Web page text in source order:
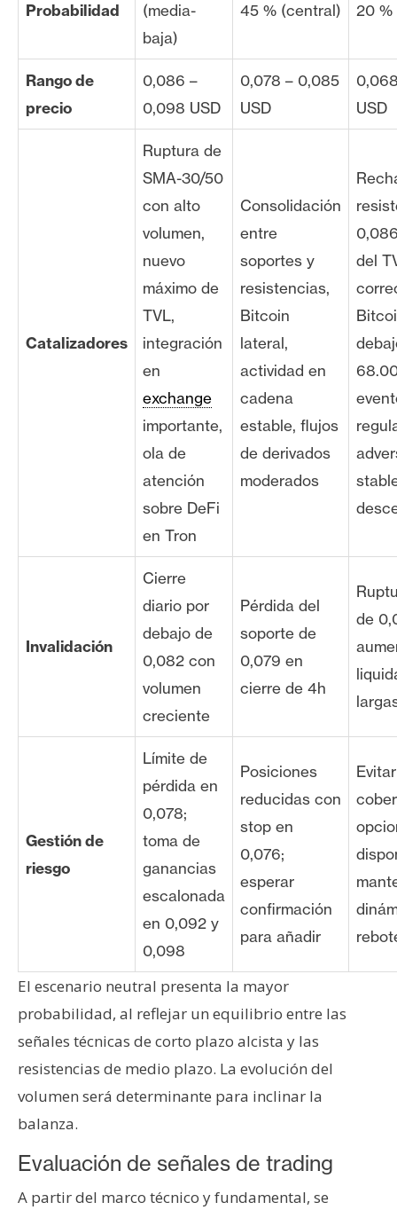
Probabilidad
(media-
baja)
45 % (central) 20 %
Rango de
precio
0,086 –
0,098 USD
0,078 – 0,085
USD
USD
Catalizadores
Ruptura de
SMA-30/50
con alto
volumen,
nuevo
máximo de
TVL,
integración
en
exchange
importante,
ola de
atención
sobre DeFi
en Tron
Consolidación
entre
soportes y
resistencias,
Bitcoin
lateral,
actividad en
cadena
estable, flujos
de derivados
moderados
del
Invalidación
Cierre
diario por
debajo de
0,082 con
volumen
creciente
Pérdida del
soporte de
0,079 en
cierre de 4h
de
Gestión de
riesgo
Límite de
pérdida en
0,078;
toma de
ganancias
escalonada
en 0,092 y
0,098
Posiciones
reducidas con
stop en
0,076;
esperar
confirmación
para añadir
El escenario neutral presenta la mayor
probabilidad, al reflejar un equilibrio entre las
señales técnicas de corto plazo alcista y las
resistencias de medio plazo. La evolución del
volumen será determinante para inclinar la
balanza.
Evaluación de señales de trading
A partir del marco técnico y fundamental, se